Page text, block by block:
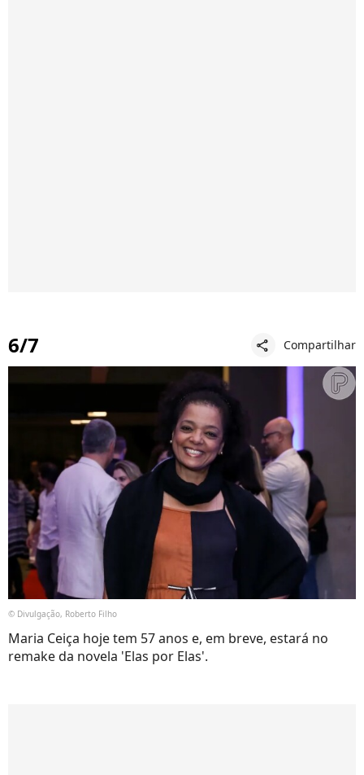
6/7 share Compartilhar
© Divulgação, Roberto Filho
Maria Ceiça hoje tem 57 anos e, em breve, estará no
remake da novela 'Elas por Elas'.